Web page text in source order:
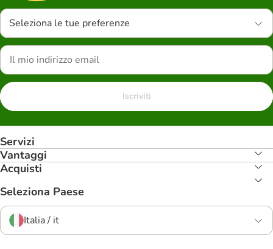
Seleziona le tue preferenze
Iscriviti
Servizi
Vantaggi
Acquisti
Seleziona Paese
Italia / it